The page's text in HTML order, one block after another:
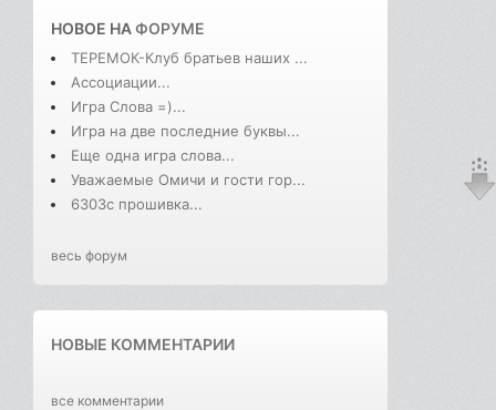
НОВОЕ НАФОРУМЕ
ТЕРЕМОК-Клуб братьев наших ...
Ассоциации...
Игра Слова =)...
Игра на две последние буквы...
Еще одна игра слова...
Уважаемые Омичи и гости гор...
6303с прошивка...
весь форум
НОВЫЕ КОММЕНТАРИИ
все комментарии